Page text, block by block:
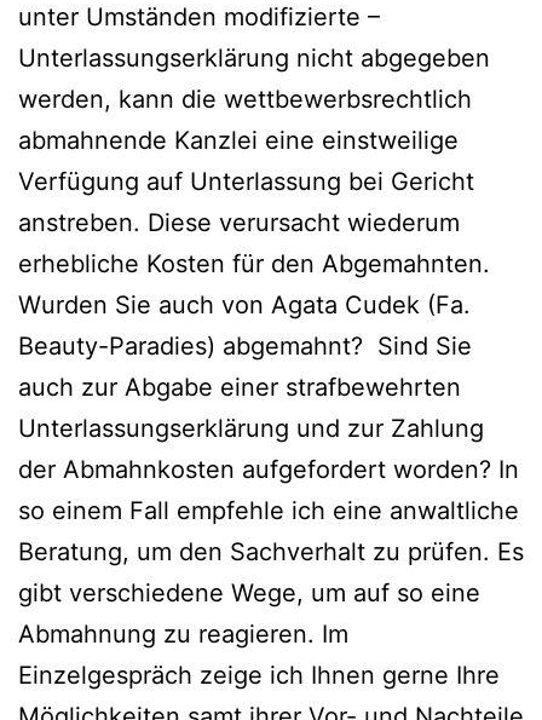
unter Umständen modifizierte –
Unterlassungserklärung nicht abgegeben
werden, kann die wettbewerbsrechtlich
abmahnende Kanzlei eine einstweilige
Verfügung auf Unterlassung bei Gericht
anstreben. Diese verursacht wiederum
erhebliche Kosten für den Abgemahnten.
Wurden Sie auch von Agata Cudek (Fa.
Beauty-Paradies) abgemahnt? Sind Sie
auch zur Abgabe einer strafbewehrten
Unterlassungserklärung und zur Zahlung
der Abmahnkosten aufgefordert worden? In
so einem Fall empfehle ich eine anwaltliche
Beratung, um den Sachverhalt zu prüfen. Es
gibt verschiedene Wege, um auf so eine
Abmahnung zu reagieren. Im
Einzelgespräch zeige ich Ihnen gerne Ihre